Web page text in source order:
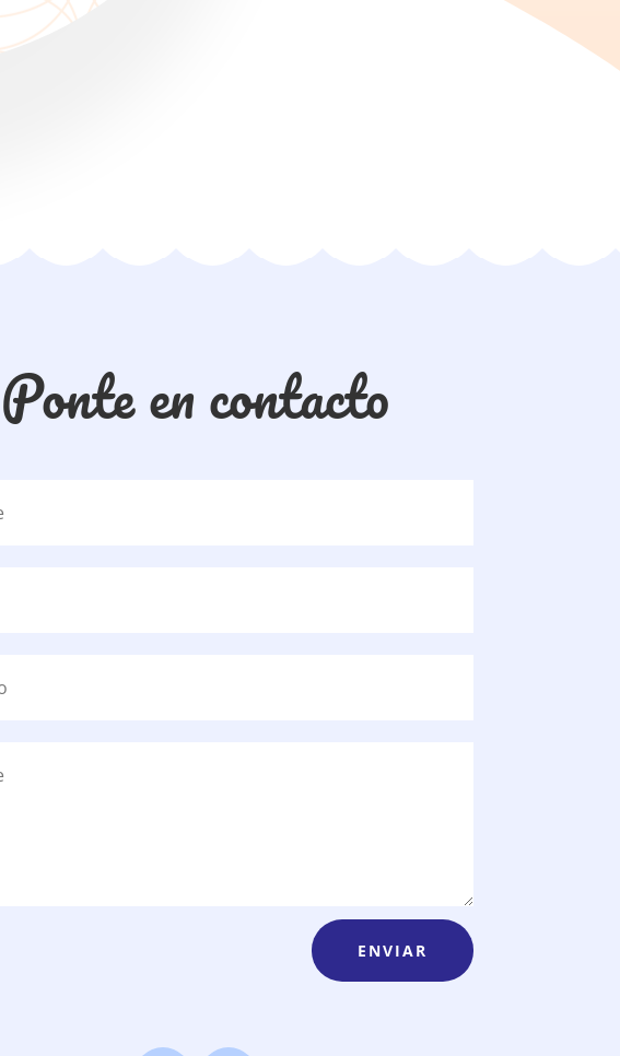
Ponte en contacto
ENVIAR